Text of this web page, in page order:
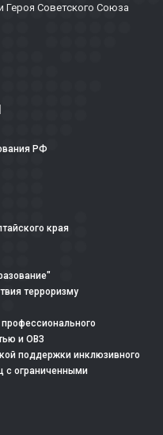
Героя Советского Союза
РФ
края
терроризму
и ОВЗ
поддержки инклюзивного
с ограниченными